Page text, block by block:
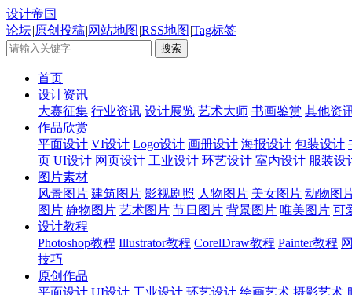
设计帝国
论坛|原创投稿|网站地图 |RSS地图 |Tag标签
首页
设计资讯
大赛征集 行业资讯 设计展览 艺术大师 书画鉴赏 其他资
作品欣赏
平面设计 VI设计 Logo设计 画册设计 海报设计 包装设计
页 UI设计 网页设计 工业设计 环艺设计 室内设计 服装设
图片素材
风景图片 建筑图片 影视剧照 人物图片 美女图片 动物图
图片 静物图片 艺术图片 节日图片 背景图片 唯美图片 可
设计教程
Photoshop教程 Illustrator教程 CorelDraw教程 Painter教程
技巧
原创作品
平面设计 UI设计 工业设计 环艺设计 绘画艺术 摄影艺术